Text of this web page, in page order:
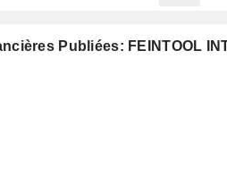
Publiées: FEINTOOL